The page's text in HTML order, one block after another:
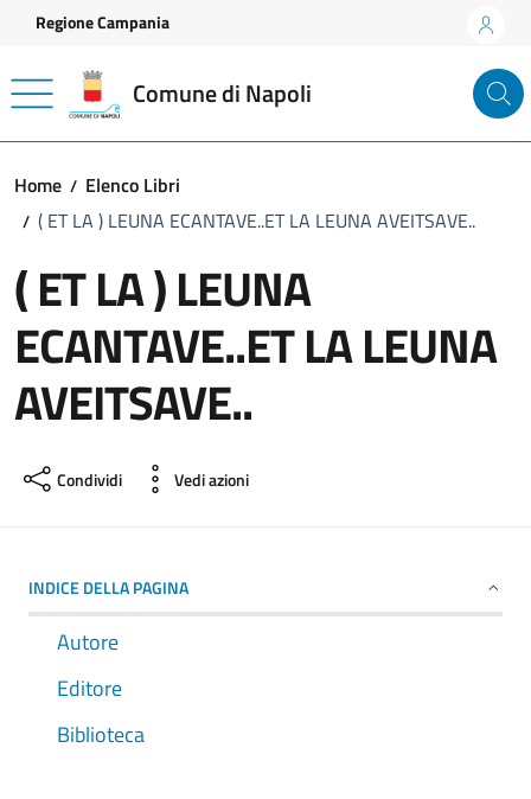
Vai ai contenuti
Vai al footer
Regione Campania
Comune di Napoli
Home
Elenco Libri
( ET LA ) LEUNA ECANTAVE..ET LA LEUNA AVEITSAVE..
( ET LA ) LEUNA
ECANTAVE..ET LA LEUNA
AVEITSAVE..
Condividi Vedi azioni
INDICE DELLA PAGINA
Autore
Editore
Biblioteca